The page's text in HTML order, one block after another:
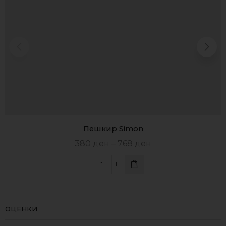
Пешкир Simon
380 ден 768 ден
ОЦЕНКИ